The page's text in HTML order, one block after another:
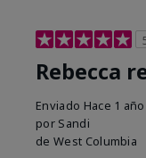
Rebecca
Enviado Hace 1 año
por Sandi
de West Columbia